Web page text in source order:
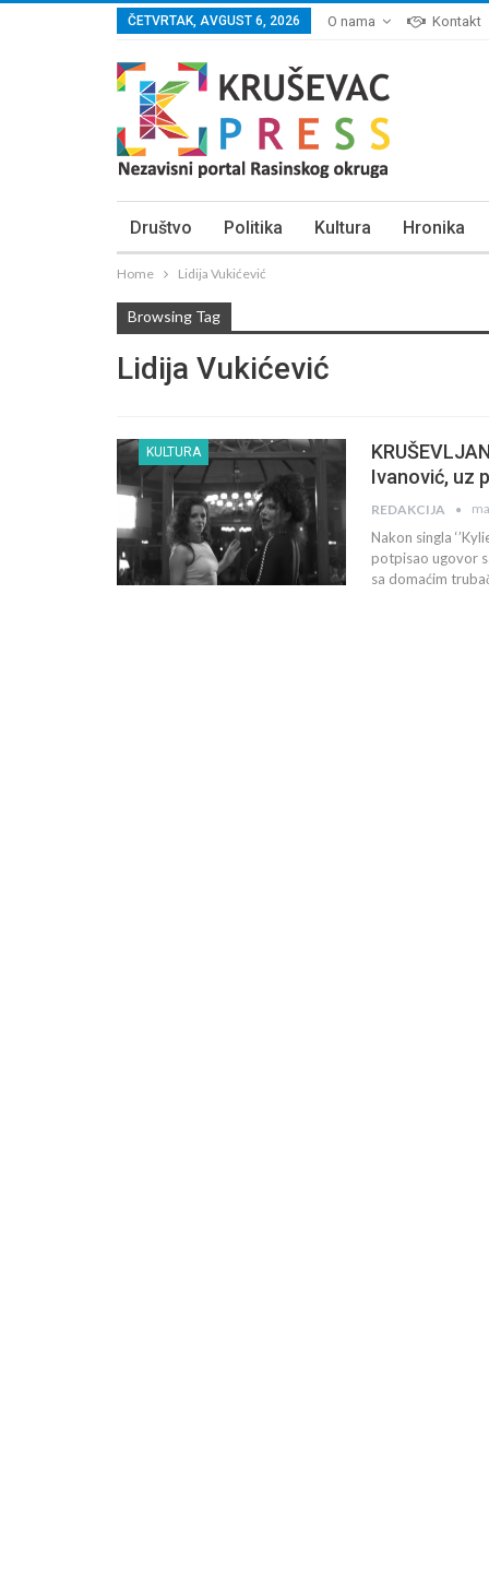
ČETVRTAK, AVGUST 6, 2026 O nama Kontakt
Društvo Politika Kultura Hronika
Home Lidija Vukićević
Browsing Tag
Lidija Vukićević
KULTURA
Ivanović, uz
REDAKCIJA
Nakon singla
potpisao ugovor
sa domaćim